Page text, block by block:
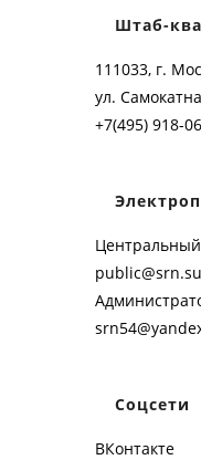
Штаб-
111033, г.
ул.
+7(495) 918-
public@srn.su
Соцсети
ВКонтакте